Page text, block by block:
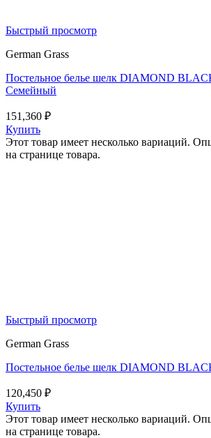
Быстрый просмотр
German Grass
Постельное белье шелк DIAMOND
Семейный
151,360 ₽
Купить
Этот товар имеет несколько вариаций.
на странице товара.
Быстрый просмотр
German Grass
Постельное белье шелк DIAMOND
120,450 ₽
Купить
Этот товар имеет несколько вариаций.
на странице товара.